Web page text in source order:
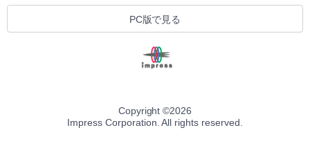
PC版で見る
Copyright ©2026
Impress Corporation. All rights reserved.